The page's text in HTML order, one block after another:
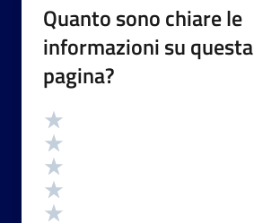
Quanto sono chiare le
informazioni su questa
pagina?
Valutazione